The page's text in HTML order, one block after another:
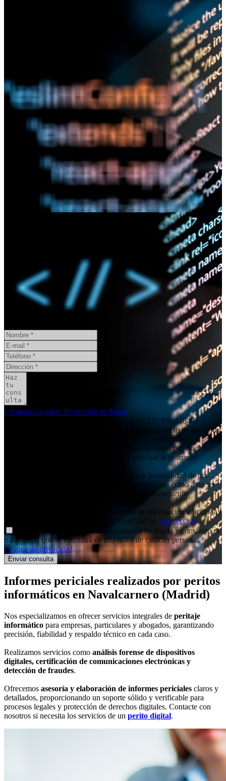
Información sobre Protección de Datos
: Social11 SL (peritaciones) / C.I.F: B99428401 /
Dirección: Independencia 19, 6º dcha / E-mail ejercicio de derechos:
: Atender las consultas de forma personal y
remitir la información que nos solicita. Gestionar la potencial
: Acceso, rectificación, supresión y portabilidad de tus
datos, de limitación y oposición a su tratamiento, así como a no ser
objeto de decisiones basadas únicamente en el tratamiento
: Puedes consultar la información adicional y
detallada sobre nuestra Política de Privacidad en esta sección.
Declaro haber entendido la información facilitada y consiento el
tratamiento que se efectuará de mis datos de carácter personal.
Política de privacidad.
Informes periciales realizados por peritos
informáticos en Navalcarnero (Madrid)
Nos especializamos en ofrecer servicios integrales de peritaje
informático para empresas, particulares y abogados, garantizando
precisión, fiabilidad y respaldo técnico en cada caso.
Realizamos servicios como análisis forense de dispositivos
digitales, certificación de comunicaciones electrónicas y
detección de fraudes.
Ofrecemos asesoría y elaboración de informes periciales claros y
detallados, proporcionando un soporte sólido y verificable para
procesos legales y protección de derechos digitales. Contacte con
nosotros si necesita los servicios de un perito digital.